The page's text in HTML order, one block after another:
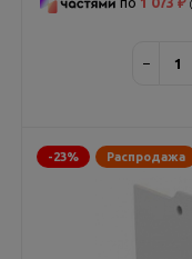
−
-23% Распродажа